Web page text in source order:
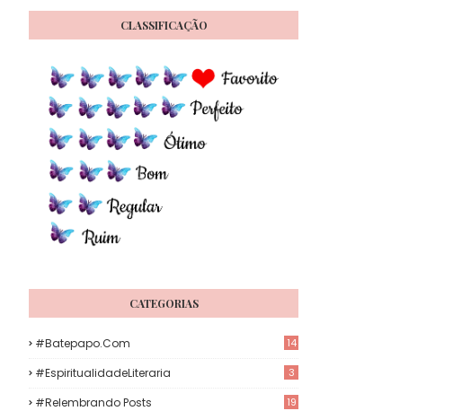
CLASSIFICAÇÃO
CATEGORIAS
#Batepapo.com 14
#EspiritualidadeLiteraria 3
#Relembrando Posts 19